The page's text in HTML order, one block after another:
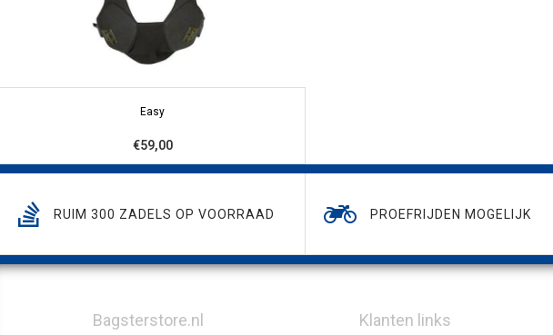
Easy
€59,00
RUIM 300 ZADELS OP VOORRAAD PROEFRIJDEN MOGELIJK
Bagsterstore.nl Klanten links